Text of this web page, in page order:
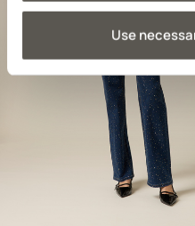
Use
Previous